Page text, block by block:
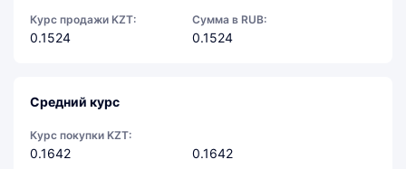
Курс продажи KZT:
0.1524
Сумма в RUB:
0.1524
Средний курс
Курс покупки KZT:
0.1642 0.1642